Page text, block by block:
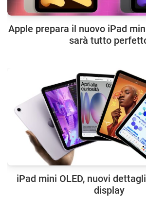
Apple prepara il nuovo iPad
sarà tutto
iPad mini OLED, nuovi
display